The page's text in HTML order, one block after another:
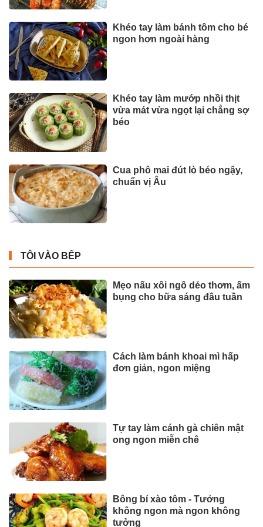
Khéo tay làm bánh tôm cho bé
ngon hơn ngoài hàng
Khéo tay làm mướp nhồi thịt
vừa mát vừa ngọt lại chẳng sợ
béo
Cua phô mai đút lò béo ngậy,
chuẩn vị Âu
TÔI VÀO BẾP
Mẹo nấu xôi ngô dẻo thơm, ấm
bụng cho bữa sáng đầu tuần
Cách làm bánh khoai mì hấp
đơn giản, ngon miệng
Tự tay làm cánh gà chiên mật
ong ngon miễn chê
Bông bí xào tôm - Tưởng
không ngon mà ngon không
tưởng